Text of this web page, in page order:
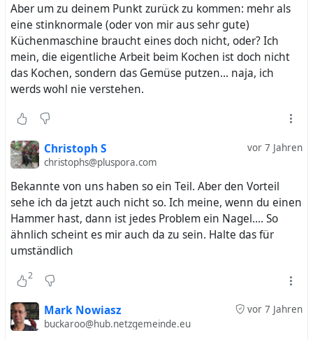
Aber um zu deinem Punkt zurück zu kommen: mehr als
eine stinknormale (oder von mir aus sehr gute)
Küchenmaschine braucht eines doch nicht, oder? Ich
mein, die eigentliche Arbeit beim Kochen ist doch nicht
das Kochen, sondern das Gemüse putzen... naja, ich
werds wohl nie verstehen.
vor 7 Jahren
Christoph S
christophs@pluspora.com
Bekannte von uns haben so ein Teil. Aber den Vorteil
sehe ich da jetzt auch nicht so. Ich meine, wenn du einen
Hammer hast, dann ist jedes Problem ein Nagel.... So
ähnlich scheint es mir auch da zu sein. Halte das für
umständlich
2
vor 7 Jahren
Mark Nowiasz
buckaroo@hub.netzgemeinde.eu